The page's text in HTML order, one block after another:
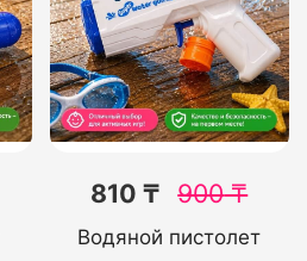
810 ₸ 900₸
Водяной пистолет